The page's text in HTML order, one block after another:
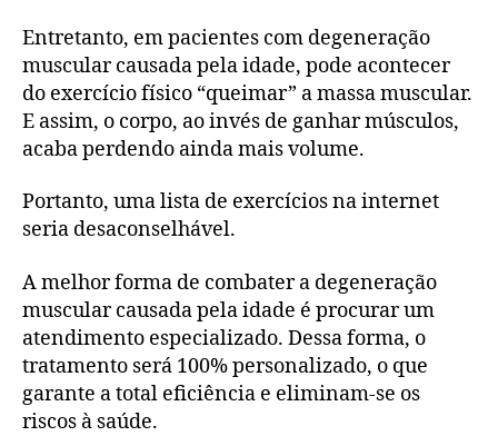
Entretanto, em pacientes com degeneração
muscular causada pela idade, pode acontecer
do exercício físico “queimar” a massa muscular.
E assim, o corpo, ao invés de ganhar músculos,
acaba perdendo ainda mais volume.
Portanto, uma lista de exercícios na internet
seria desaconselhável.
A melhor forma de combater a degeneração
muscular causada pela idade é procurar um
atendimento especializado. Dessa forma, o
tratamento será 100% personalizado, o que
garante a total eficiência e eliminam-se os
riscos à saúde.